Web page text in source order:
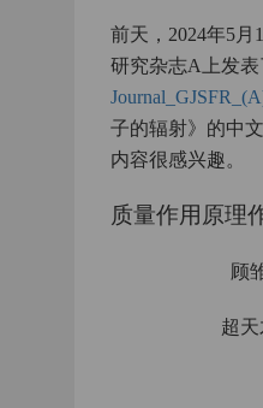
前天，2024年5
研究杂志A上发
子的辐射》的中
内容很感兴趣。
质量作用原理
顾
超